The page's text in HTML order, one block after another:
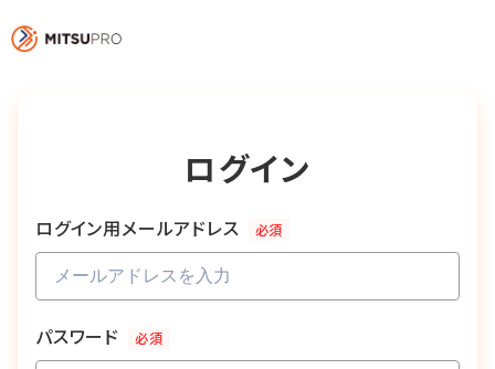
ログイン
ログイン用メールアドレス 必須
パスワード 必須